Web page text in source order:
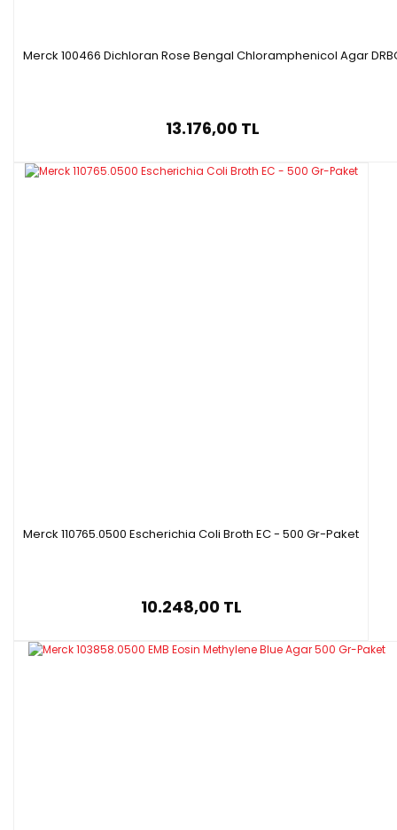
Merck 100466 Dichloran Rose Bengal Chloramphenicol Agar
13.176,00 TL
Merck 110765.0500 Escherichia Coli Broth EC - 500 Gr-Paket
10.248,00 TL